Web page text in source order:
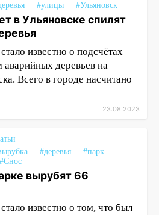
#улицы #Ульяновск
в Ульяновске спилят
известно о подсчётах
аварийных деревьев на
Всего в городе насчитано
23.08.2023
#деревья
#парк
#Снос
вырубят 66
известно о том, что был